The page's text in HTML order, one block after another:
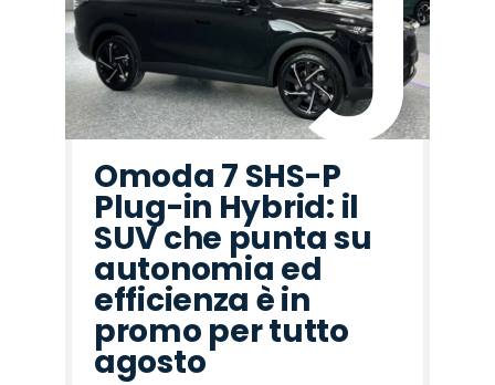
Omoda 7 SHS-P
Plug-in Hybrid: il
SUV che punta su
autonomia ed
efficienza è in
promo per tutto
agosto